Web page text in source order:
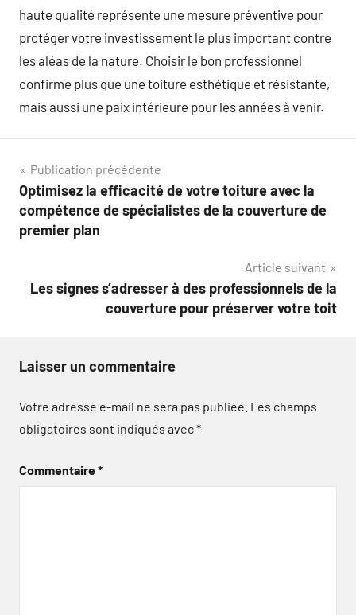
haute qualité représente une mesure préventive pour
protéger votre investissement le plus important contre
les aléas de la nature. Choisir le bon professionnel
confirme plus que une toiture esthétique et résistante,
mais aussi une paix intérieure pour les années à venir.
Navigation
de
l’article
Publication précédente
Optimisez la efficacité de votre toiture avec la
compétence de spécialistes de la couverture de
premier plan
Article suivant
Les signes s’adresser à des professionnels de la
couverture pour préserver votre toit
Laisser un commentaire
Votre adresse e-mail ne sera pas publiée. Les champs
obligatoires sont indiqués avec*
Commentaire*